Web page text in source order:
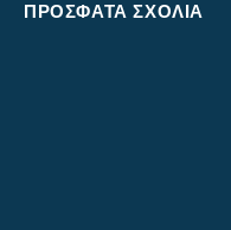
ΠΡΌΣΦΑΤΑ ΣΧΌΛΙΑ